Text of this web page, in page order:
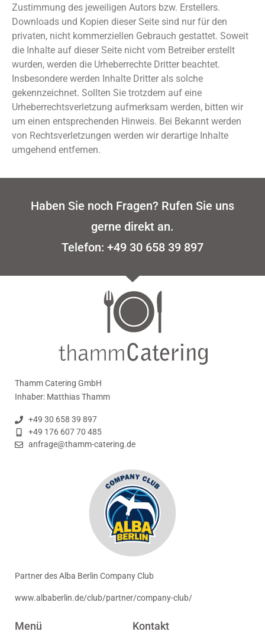
Zustimmung des jeweiligen Autors bzw. Erstellers.
Downloads und Kopien dieser Seite sind nur für den
privaten, nicht kommerziellen Gebrauch gestattet. Soweit
die Inhalte auf dieser Seite nicht vom Betreiber erstellt
wurden, werden die Urheberrechte Dritter beachtet.
Insbesondere werden Inhalte Dritter als solche
gekennzeichnet. Sollten Sie trotzdem auf eine
Urheberrechtsverletzung aufmerksam werden, bitten wir
um einen entsprechenden Hinweis. Bei Bekannt werden
von Rechtsverletzungen werden wir derartige Inhalte
umgehend entfernen.
Haben Sie noch Fragen? Rufen Sie uns
gerne direkt an.
Telefon: +49 30 658 39 897
Thamm Catering GmbH
Inhaber: Matthias Thamm
+49 30 658 39 897
+49 176 607 70 485
anfrage@thamm-catering.de
Partner des Alba Berlin Company Club
www.albaberlin.de/club/partner/company-club/
Menü Kontakt